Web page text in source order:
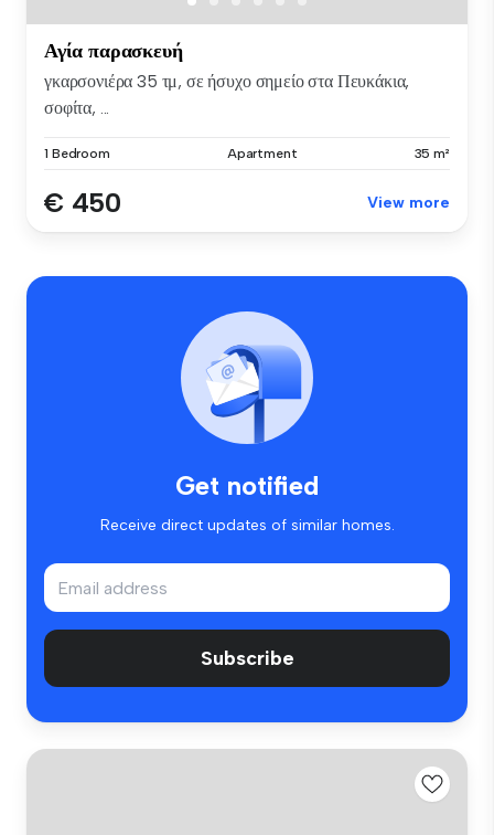
Αγία παρασκευή
γκαρσονιέρα 35 τμ, σε ήσυχο σημείο στα Πευκάκια,
σοφίτα, ...
1 Bedroom Apartment 35 m²
€ 450 View more
Get notified
Receive direct updates of similar homes.
Subscribe